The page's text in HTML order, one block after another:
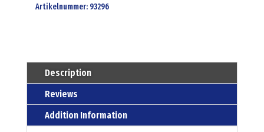
Artikelnummer: 93296
Description
Reviews
Addition Information